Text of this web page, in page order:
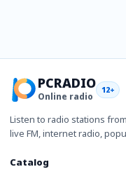
PCRADIO
Online radio
12+
Listen to radio stations
live FM, internet radio,
Catalog